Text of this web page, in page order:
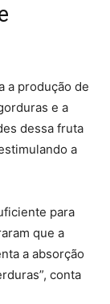
a produção de
e a
dessa fruta
a
para
que a
a absorção
conta